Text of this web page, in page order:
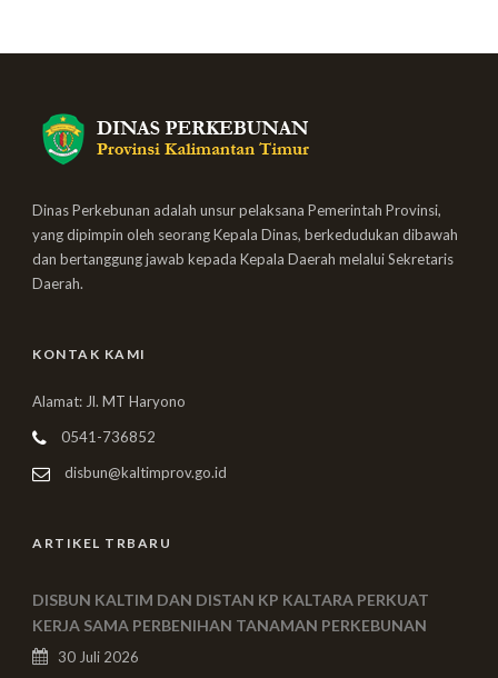
Dinas Perkebunan adalah unsur pelaksana Pemerintah Provinsi,
yang dipimpin oleh seorang Kepala Dinas, berkedudukan dibawah
dan bertanggung jawab kepada Kepala Daerah melalui Sekretaris
Daerah.
KONTAK KAMI
Alamat: Jl. MT Haryono
0541-736852
disbun@kaltimprov.go.id
ARTIKEL TRBARU
DISBUN KALTIM DAN DISTAN KP KALTARA PERKUAT
KERJA SAMA PERBENIHAN TANAMAN PERKEBUNAN
30 Juli 2026